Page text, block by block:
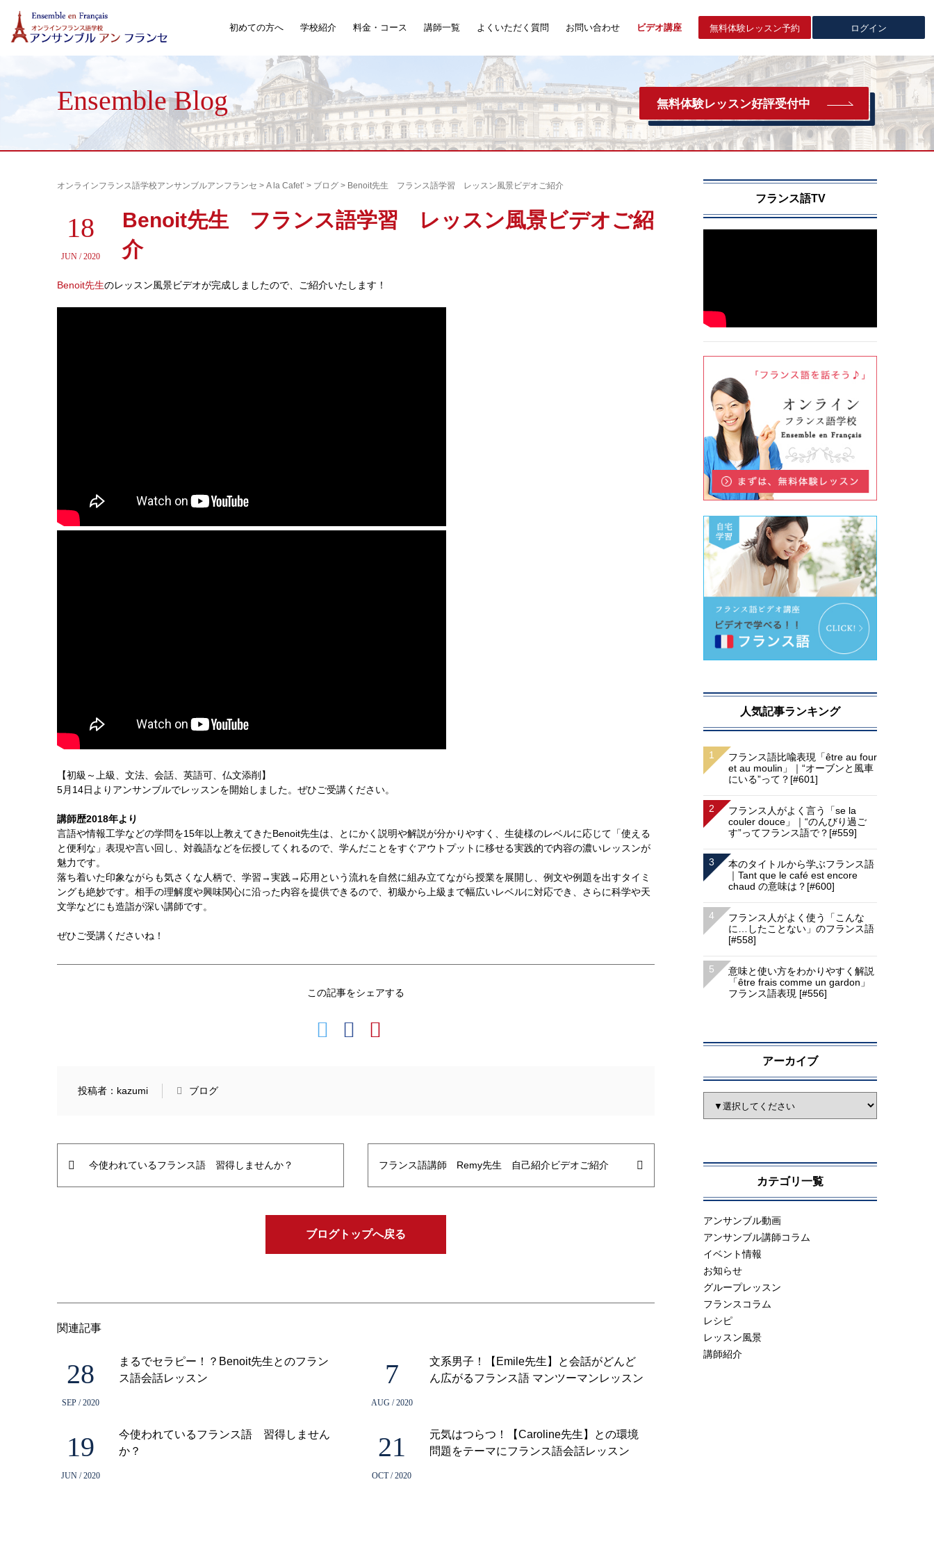
初めての方へ 学校紹介 料金・コース 講師一覧 よくいただく質問 お問い合わせ ビデオ講座 無料体験レッスン予約 ログイン
Ensemble Blog 無料体験レッスン好評受付中
オンラインフランス語学校アンサンブルアンフランセ > A la Cafet’ > ブログ > Benoit先生 フランス語学習 レッスン風景ビデオご紹介
18
JUN / 2020
Benoit先生 フランス語学習 レッスン風景ビデオご紹
介
Benoit先生のレッスン風景ビデオが完成しましたので、ご紹介いたします！
【初級～上級、文法、会話、英語可、仏文添削】
5月14日よりアンサンブルでレッスンを開始しました。ぜひご受講ください。
講師歴2018年より
言語や情報工学などの学問を15年以上教えてきたBenoit先生は、とにかく説明や解説が分かりやすく、生徒様のレベルに応じて「使える
と便利な」表現や言い回し、対義語などを伝授してくれるので、学んだことをすぐアウトプットに移せる実践的で内容の濃いレッスンが
魅力です。
落ち着いた印象ながらも気さくな人柄で、学習→実践→応用という流れを自然に組み立てながら授業を展開し、例文や例題を出すタイミ
ングも絶妙です。相手の理解度や興味関心に沿った内容を提供できるので、初級から上級まで幅広いレベルに対応でき、さらに科学や天
文学などにも造詣が深い講師です。
ぜひご受講くださいね！
この記事をシェアする
投稿者：kazumi ブログ
今使われているフランス語 習得しませんか？ フランス語講師 Remy先生 自己紹介ビデオご紹介
ブログトップへ戻る
関連記事
28
SEP / 2020
まるでセラピー！？Benoit先生とのフラン
ス語会話レッスン
7
AUG / 2020
文系男子！【Emile先生】と会話がどんど
ん広がるフランス語 マンツーマンレッスン
19
JUN / 2020
今使われているフランス語 習得しません
か？
21
OCT / 2020
元気はつらつ！【Caroline先生】との環境
問題をテーマにフランス語会話レッスン
フランス語TV
人気記事ランキング
フランス語比喩表現「être au four
et au moulin」｜“オーブンと風車
にいる”って？[#601]
フランス人がよく言う「se la
couler douce」｜“のんびり過ご
す”ってフランス語で？[#559]
本のタイトルから学ぶフランス語
｜Tant que le café est encore
chaud の意味は？[#600]
フランス人がよく使う「こんな
に…したことない」のフランス語
[#558]
意味と使い方をわかりやすく解説
「être frais comme un gardon」
フランス語表現 [#556]
アーカイブ
カテゴリ一覧
アンサンブル動画
アンサンブル講師コラム
イベント情報
お知らせ
グループレッスン
フランスコラム
レシピ
レッスン風景
講師紹介